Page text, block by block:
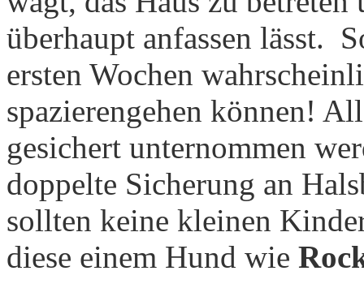
überhaupt anfassen lässt.
ersten Wochen
spazierengehen können!
gesichert unternommen
doppelte Sicherung an
sollten keine kleinen
diese einem Hund wie